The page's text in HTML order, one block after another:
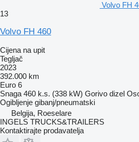
Volvo FH
13
Volvo FH 460
Cijena na upit
Tegljač
2023
392.000 km
Euro 6
Snaga 460 k.s. (338 kW) Gorivo dizel
Ogibljenje gibanj/pneumatski
Belgija, Roeselare
INGELS TRUCKS&TRAILERS
Kontaktirajte prodavatelja